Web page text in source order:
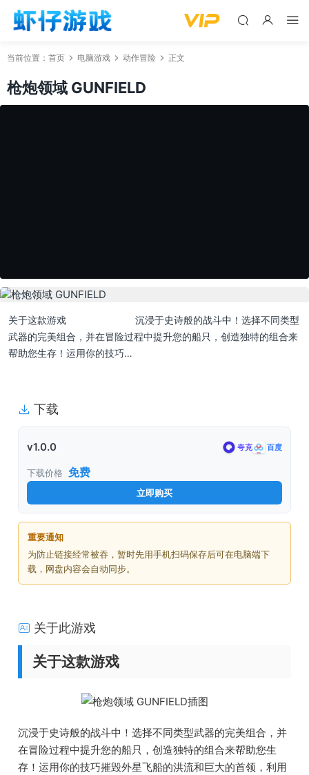
当前位置： 首页 电脑游戏 动作冒险 正文
枪炮领域 GUNFIELD
关于这款游戏 沉浸于史诗般的战斗中！选择不同类型
武器的完美组合，并在冒险过程中提升您的船只，创造独特的组合来
帮助您生存！运用你的技巧…
下载
v1.0.0 夸克 百度
下载价格 免费
立即购买
重要通知
为防止链接经常被吞，暂时先用手机扫码保存后可在电脑端下
载，网盘内容会自动同步。
关于此游戏
关于这款游戏
沉浸于史诗般的战斗中！选择不同类型武器的完美组合，并
在冒险过程中提升您的船只，创造独特的组合来帮助您生
存！运用你的技巧摧毁外星飞船的洪流和巨大的首领，利用